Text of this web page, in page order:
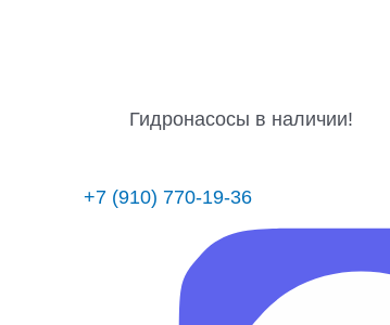
Гидронасосы в наличии!
+7 (910) 770-19-36